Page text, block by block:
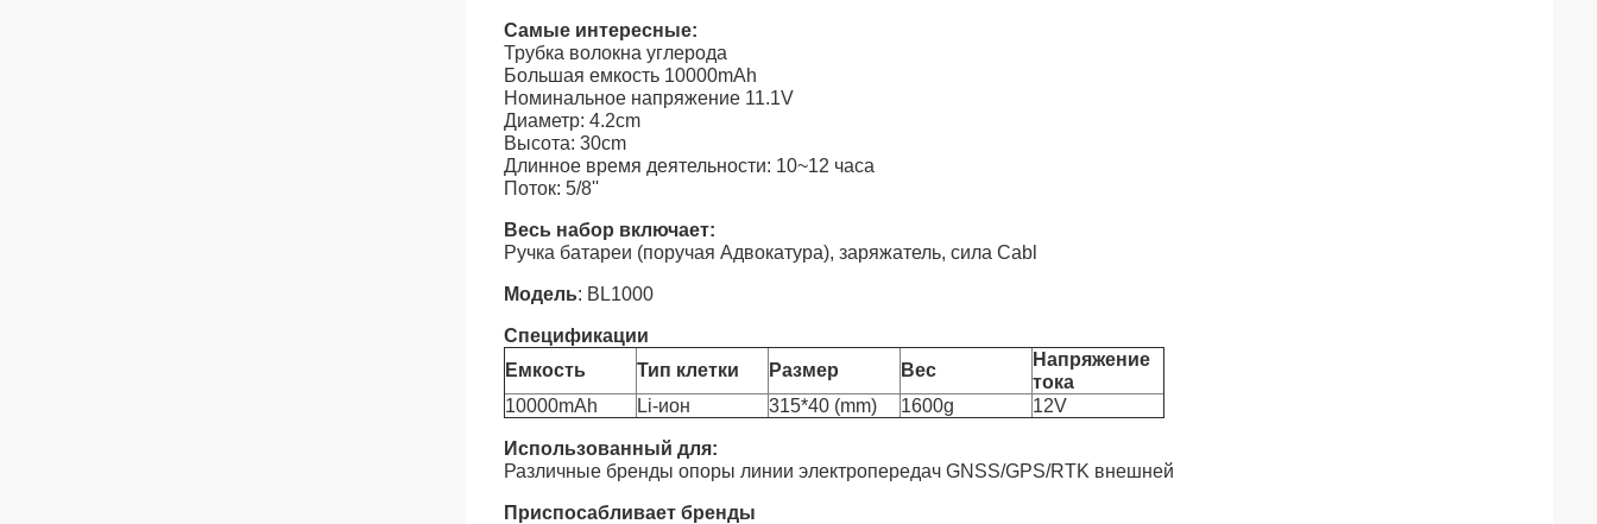
Самые интересные:
Трубка волокна углерода
Большая емкость 10000mAh
Номинальное напряжение 11.1V
Диаметр: 4.2cm
Высота: 30cm
Длинное время деятельности: 10~12 часа
Поток: 5/8''
Весь набор включает:
Ручка батареи (поручая Адвокатура), заряжатель, сила Cabl
Модель: BL1000
Спецификации
Емкость
Тип клетки Размер Вес
Напряжение
тока
10000mAh
Li-ион 315*40 (mm) 1600g 12V
Использованный для:
Различные бренды опоры линии электропередач GNSS/GPS/RTK внешней
Приспосабливает бренды